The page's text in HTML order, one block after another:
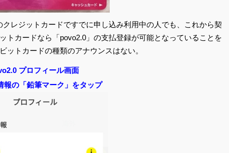
レジットカードですでに申し込み利用中の人でも、これから契
トカードなら「povo2.0」の支払登録が可能となっていることを
トカードの種類のアナウンスはない。
プロフィール画面
報の「鉛筆マーク」をタップ